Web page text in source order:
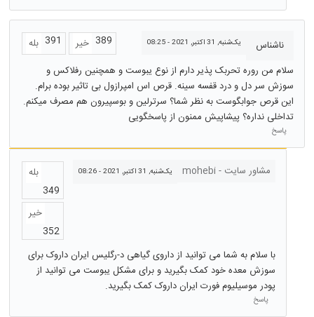
ناشناس یک‌شنبه, 31 اکتبر, 2021 - 08:25 بله 391 خیر 389
سلام من روره تحربک پذیر دارم از نوع یبوست و همچنین رفلاکس و
سوزش سر دل و درد قفسه سینه. قرص اس امپرازول بی تاثیر بوده برام.
این قرص جوابگوست به نظر شما؟ سرترلین و بوسپیرون هم مصرف میکنم.
تداخلی نداره؟ پیشاپیش ممنون از پاسخگویی
پاسخ
مشاور سایت - mohebi یک‌شنبه, 31 اکتبر, 2021 - 08:26
بله
349
خیر
352
با سلام به شما می توانید از داروی گیاهی د-رگلیس ایران داروک برای
سوزش معده خود کمک بگیرید و برای مشکل یبوست می توانید از
پودر موسیلیوم فورت ایران داروک کمک بگیرید.
پاسخ